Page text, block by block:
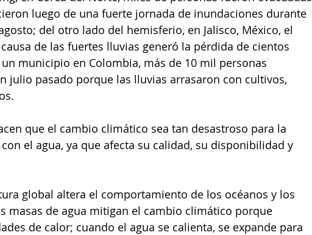
luego de una fuerte jornada de inundaciones durante
del otro lado del hemisferio, en Jalisco, México, el
de las fuertes lluvias generó la pérdida de cientos
municipio en Colombia, más de 10 mil personas
julio pasado porque las lluvias arrasaron con cultivos,
que el cambio climático sea tan desastroso para la
el agua, ya que afecta su calidad, su disponibilidad y
global altera el comportamiento de los océanos y los
masas de agua mitigan el cambio climático porque
de calor; cuando el agua se calienta, se expande para